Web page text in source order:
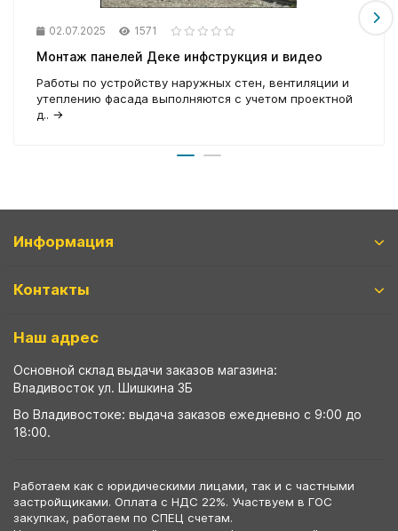
02.07.2025 1571
Монтаж панелей Деке инфструкция и видео
Работы по устройству наружных стен, вентиляции и
утеплению фасада выполняются с учетом проектной
д.. →
Информация
Контакты
Наш адрес
Основной склад выдачи заказов магазина:
Владивосток ул. Шишкина 3Б
Во Владивостоке: выдача заказов ежедневно с 9:00 до
18:00.
Работаем как с юридическими лицами, так и с частными
застройщиками. Оплата с НДС 22%. Участвуем в ГОС
закупках, работаем по СПЕЦ счетам.